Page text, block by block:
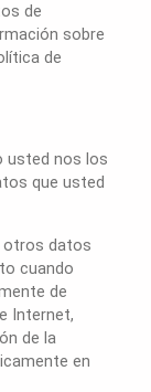
de
sobre
de
usted nos los
que usted
otros datos
cuando
de
Internet,
de la
en